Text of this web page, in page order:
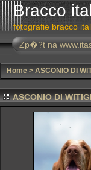
Bracco
fotografie bracco
Zp�?t na
Home > ASCONIO DI
ASCONIO DI